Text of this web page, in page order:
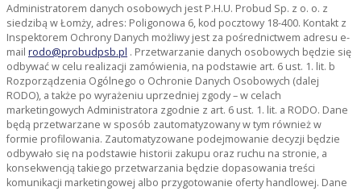
Administratorem danych osobowych jest P.H.U. Probud Sp. z o. o. z
siedzibą w Łomży, adres: Poligonowa 6, kod pocztowy 18-400. Kontakt z
Inspektorem Ochrony Danych możliwy jest za pośrednictwem adresu e-
mail rodo@probudpsb.pl . Przetwarzanie danych osobowych będzie się
odbywać w celu realizacji zamówienia, na podstawie art. 6 ust. 1. lit. b
Rozporządzenia Ogólnego o Ochronie Danych Osobowych (dalej
RODO), a także po wyrażeniu uprzedniej zgody – w celach
marketingowych Administratora zgodnie z art. 6 ust. 1. lit. a RODO. Dane
będą przetwarzane w sposób zautomatyzowany w tym również w
formie profilowania. Zautomatyzowane podejmowanie decyzji będzie
odbywało się na podstawie historii zakupu oraz ruchu na stronie, a
konsekwencją takiego przetwarzania będzie dopasowania treści
komunikacji marketingowej albo przygotowanie oferty handlowej. Dane